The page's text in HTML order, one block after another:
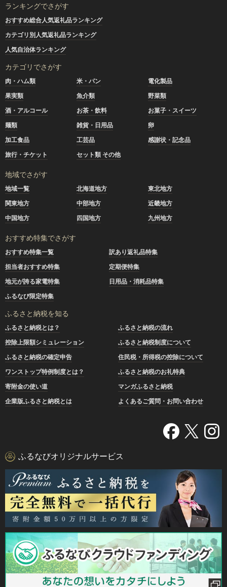
ランキングでさがす
おすすめ総合人気返礼品ランキング
カテゴリ別人気返礼品ランキング
人気自治体ランキング
カテゴリでさがす
肉・ハム類 米・パン
電化製品
果実類
魚介類
野菜類
酒・アルコール
お茶・飲料
お菓子・スイーツ
麺類
雑貨・日用品
卵
加工食品
工芸品
感謝状・記念品
旅行・チケット
セット類 その他
地域でさがす
地域一覧 北海道地方
東北地方
関東地方
中部地方
近畿地方
中国地方
四国地方 九州地方
おすすめ特集でさがす
おすすめ特集一覧
訳あり返礼品特集
担当者おすすめ特集
定期便特集
地元が誇る家電特集
日用品・消耗品特集
ふるなび限定特集
ふるさと納税を知る
ふるさと納税とは？
ふるさと納税の流れ
控除上限額シミュレーション
ふるさと納税制度について
ふるさと納税の確定申告
住民税・所得税の控除について
ワンストップ特例制度とは？
ふるさと納税のお礼特典
寄附金の使い道
マンガふるさと納税
企業版ふるさと納税とは
よくあるご質問・お問い合わせ
ふるなびオリジナルサービス